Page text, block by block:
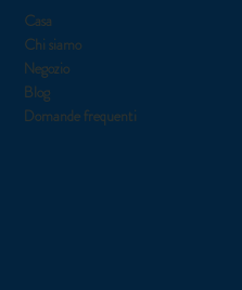
Casa
Chi siamo
Negozio
Blog
Domande frequenti